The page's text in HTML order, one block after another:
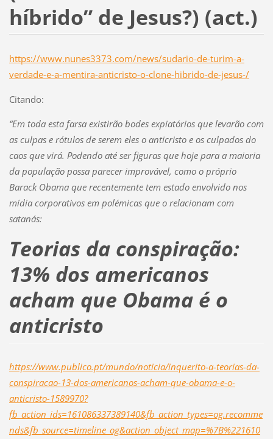
híbrido” de Jesus?) (act.)
https://www.nunes3373.com/news/sudario-de-turim-a-
verdade-e-a-mentira-anticristo-o-clone-hibrido-de-jesus-/
Citando:
“Em toda esta farsa existirão bodes expiatórios que levarão com
as culpas e rótulos de serem eles o anticristo e os culpados do
caos que virá. Podendo até ser figuras que hoje para a maioria
da população possa parecer improvável, como o próprio
Barack Obama que recentemente tem estado envolvido nos
mídia corporativos em polémicas que o relacionam com
satanás:
Teorias da conspiração:
13% dos americanos
acham que Obama é o
anticristo
https://www.publico.pt/mundo/noticia/inquerito-a-teorias-da-
conspiracao-13-dos-americanos-acham-que-obama-e-o-
anticristo-1589970?
fb_action_ids=161086337389140&fb_action_types=og.recomme
nds&fb_source=timeline_og&action_object_map=%7B%221610